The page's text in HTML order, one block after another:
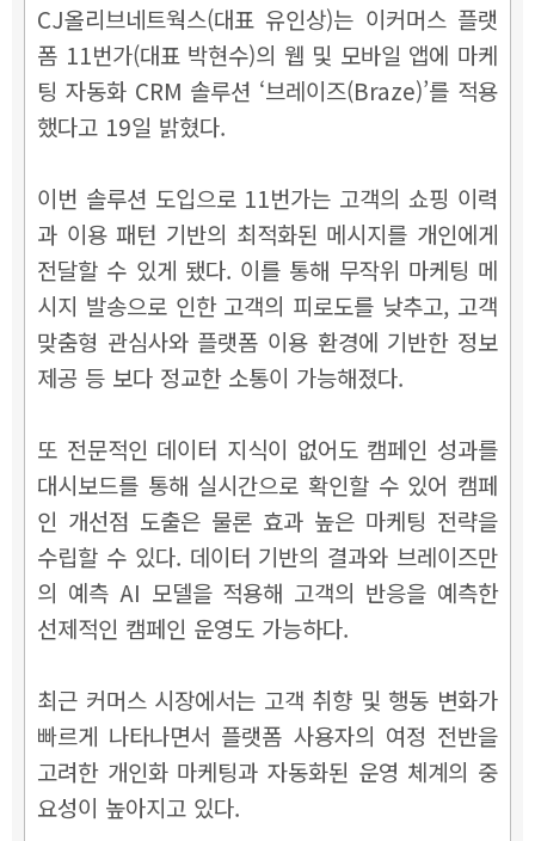
CJ올리브네트웍스(대표 유인상)는 이커머스 플랫
폼 11번가(대표 박현수)의 웹 및 모바일 앱에 마케
팅 자동화 CRM 솔루션 ‘브레이즈(Braze)’를 적용
했다고 19일 밝혔다.
이번 솔루션 도입으로 11번가는 고객의 쇼핑 이력
과 이용 패턴 기반의 최적화된 메시지를 개인에게
전달할 수 있게 됐다. 이를 통해 무작위 마케팅 메
시지 발송으로 인한 고객의 피로도를 낮추고, 고객
맞춤형 관심사와 플랫폼 이용 환경에 기반한 정보
제공 등 보다 정교한 소통이 가능해졌다.
또 전문적인 데이터 지식이 없어도 캠페인 성과를
대시보드를 통해 실시간으로 확인할 수 있어 캠페
인 개선점 도출은 물론 효과 높은 마케팅 전략을
수립할 수 있다. 데이터 기반의 결과와 브레이즈만
의 예측 AI 모델을 적용해 고객의 반응을 예측한
선제적인 캠페인 운영도 가능하다.
최근 커머스 시장에서는 고객 취향 및 행동 변화가
빠르게 나타나면서 플랫폼 사용자의 여정 전반을
고려한 개인화 마케팅과 자동화된 운영 체계의 중
요성이 높아지고 있다.